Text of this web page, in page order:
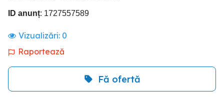
ID anunț: 1727557589
Vizualizări: 0
Raportează
Fă ofertă